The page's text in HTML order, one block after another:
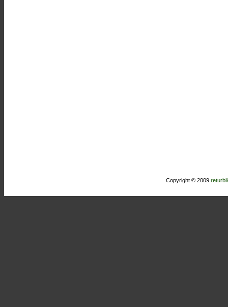
Copyright © 2009